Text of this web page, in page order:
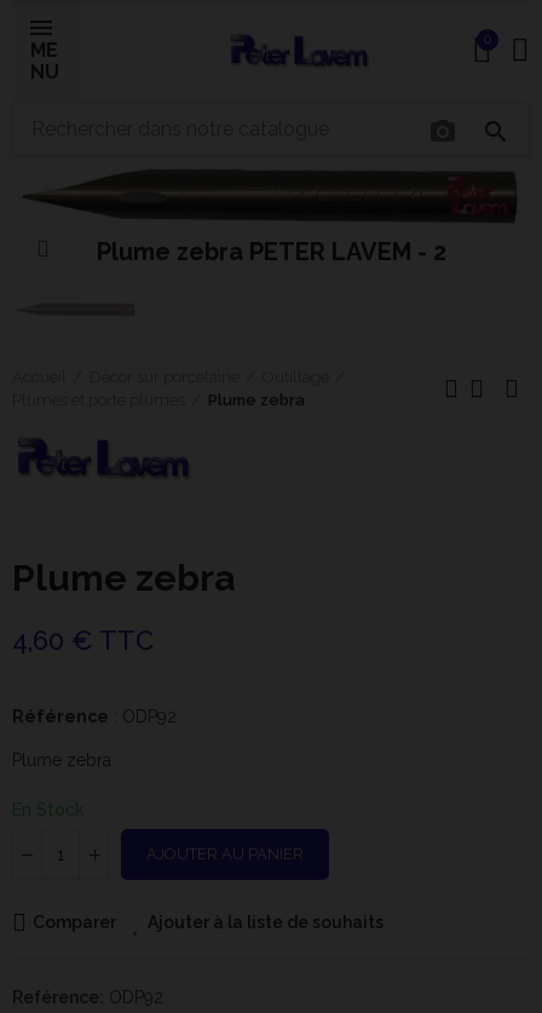
ME
NU
0
search
Plume zebra PETER LAVEM - 2
Cliquer pour agrandir
Plume zebra
Plume zebra
4,60 € TTC
Référence : ODP92
Plume zebra
En Stock
AJOUTER AU PANIER
Comparer Ajouter à la liste de souhaits
Reférence: ODP92
×
Bonjour ! Je suis votre expert IA céramique.
Comment puis-je vous aider aujourd'hui ?